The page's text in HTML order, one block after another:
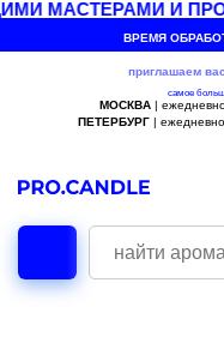
МАСТЕРАМИ И
ВРЕМЯ
приглашаем
самое
МОСКВА|
ПЕТЕРБУРГ| ежедневно